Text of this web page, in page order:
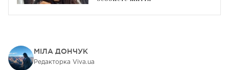
МІЛА ДОНЧУК
Редакторка Viva.ua